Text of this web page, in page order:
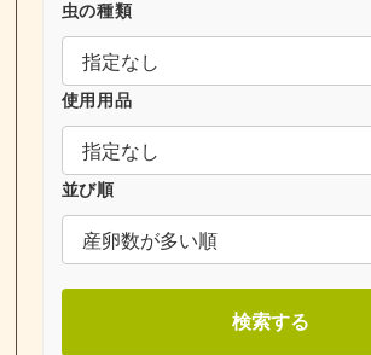
虫の種類
使用用品
並び順
検索する